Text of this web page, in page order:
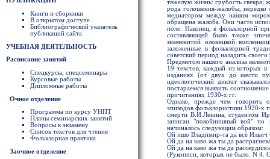
Книги и сборники
В открытом доступе
Библиографический указатель
публикаций сайта
УЧЕБНАЯ ДЕЯТЕЛЬНОСТЬ
Расписание занятий
Спецкурсы, спецсеминары
Курсовые работы
Дипломные работы
Очное отделение
Программа по курсу УНПТ
Планы семинарских занятий
Вопросы к экзамену
Список текстов для чтения
Фольклорная практика
Заочное отделение
тяжелую жизнь: грубость свекра;
рода голошения-жалобы,
медиатором между нашим
обращена жалоба. Они часто
поле. Наконец, в фольклорной
составляющей было также
знаменитой олонецкой
заложенные в фольклорной
советский период наладить
Предметом нашего анализа
19 текстов, каждый из которых
изданиях (от двух до шести
идеологический диктат
постараемся выявить
причитаниях 1930-х гг.
Однако, прежде чем говорить
эпизодов фольклористики 1920-х
смерти В.И.Ленина, студентом
записан "покойнишный вой" по
начиналось следующим образом:
Ой ишо Владимир-та да всё Ильич
Ой да на каво жа ты да
Ой да на каво жа ты да
(Рукописи, которых не было. N 4.